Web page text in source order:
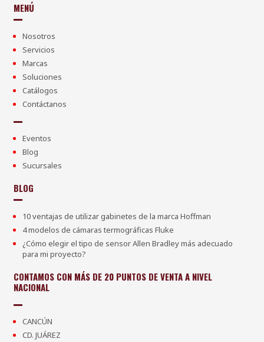
MENÚ
Nosotros
Servicios
Marcas
Soluciones
Catálogos
Contáctanos
Eventos
Blog
Sucursales
BLOG
10 ventajas de utilizar gabinetes de la marca Hoffman
4 modelos de cámaras termográficas Fluke
¿Cómo elegir el tipo de sensor Allen Bradley más adecuado
para mi proyecto?
CONTAMOS CON MÁS DE 20 PUNTOS DE VENTA A NIVEL
NACIONAL
CANCÚN
CD. JUÁREZ